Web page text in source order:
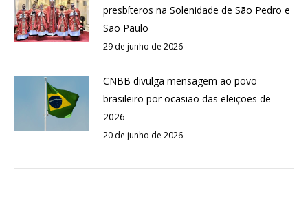
presbíteros na Solenidade de São Pedro e
São Paulo
29 de junho de 2026
CNBB divulga mensagem ao povo
brasileiro por ocasião das eleições de
2026
20 de junho de 2026